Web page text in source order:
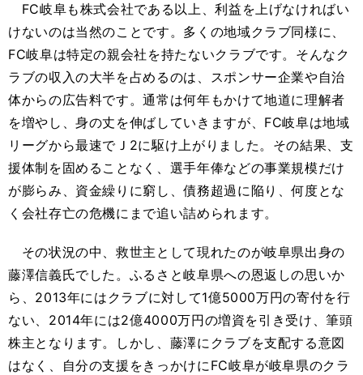
FC岐阜も株式会社である以上、利益を上げなければい
けないのは当然のことです。多くの地域クラブ同様に、
FC岐阜は特定の親会社を持たないクラブです。そんなク
ラブの収入の大半を占めるのは、スポンサー企業や自治
体からの広告料です。通常は何年もかけて地道に理解者
を増やし、身の丈を伸ばしていきますが、FC岐阜は地域
リーグから最速でＪ2に駆け上がりました。その結果、支
援体制を固めることなく、選手年俸などの事業規模だけ
が膨らみ、資金繰りに窮し、債務超過に陥り、何度とな
く会社存亡の危機にまで追い詰められます。
その状況の中、救世主として現れたのが岐阜県出身の
藤澤信義氏でした。ふるさと岐阜県への恩返しの思いか
ら、2013年にはクラブに対して1億5000万円の寄付を行
ない、2014年には2億4000万円の増資を引き受け、筆頭
株主となります。しかし、藤澤にクラブを支配する意図
はなく、自分の支援をきっかけにFC岐阜が岐阜県のクラ